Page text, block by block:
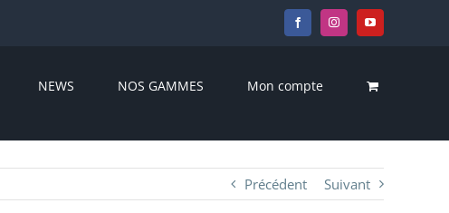
FacebookInstagramYouTube
NEWS NOS GAMMES Mon compte
Précédent Suivant